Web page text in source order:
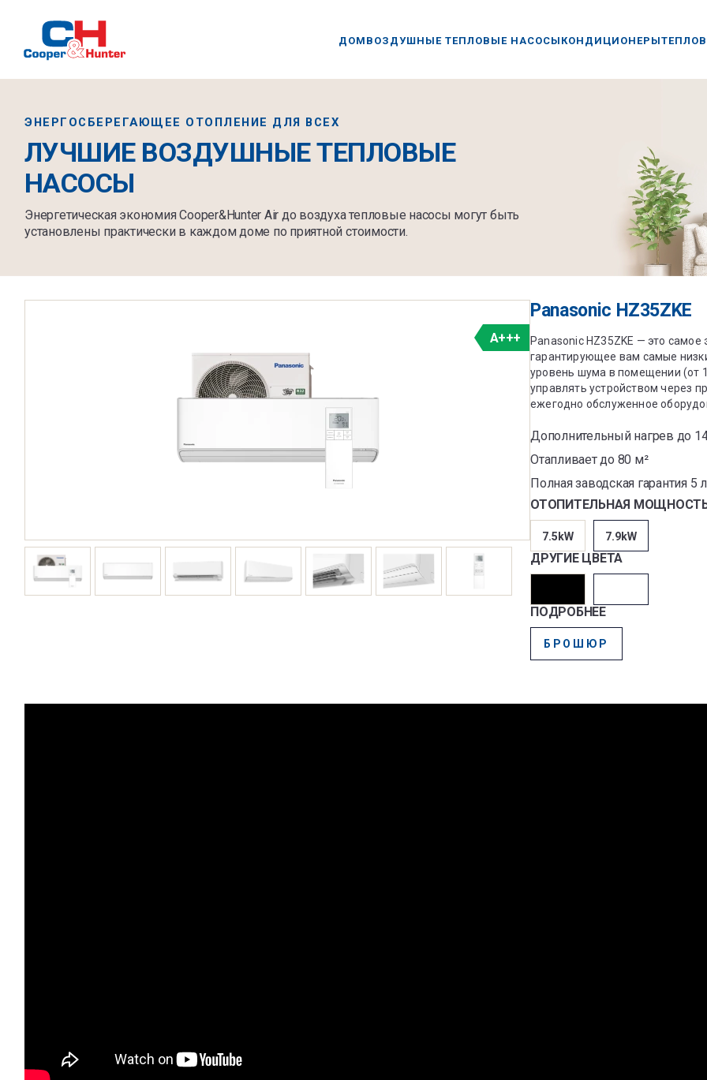
ДОМ ВОЗДУШНЫЕ ТЕПЛОВЫЕ НАСОСЫ КОНДИЦИОНЕРЫ
ЭНЕРГОСБЕРЕГАЮЩЕЕ ОТОПЛЕНИЕ ДЛЯ ВСЕХ
ЛУЧШИЕ ВОЗДУШНЫЕ ТЕПЛОВЫЕ
НАСОСЫ
Энергетическая экономия Cooper&Hunter Air до воздуха тепловые насосы могут быть
установлены практически в каждом доме по приятной стоимости.
A+++
Panasonic HZ35ZKE
Panasonic HZ35ZKE — это
гарантирующее вам самые
уровень шума в помещении (от
управлять устройством через
ежегодно обслуженное
Дополнительный нагрев до
Отапливает до 80 м²
Полная заводская гарантия 5
ОТОПИТЕЛЬНАЯ
7.5kW 7.9kW
ДРУГИЕ ЦВЕТА
ПОДРОБНЕЕ
БРОШЮР